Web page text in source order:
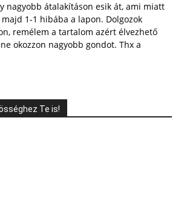
nagyobb átalakításon esik át, ami miatt
1-1 hibába a lapon. Dolgozok
remélem a tartalom azért élvezhető
okozzon nagyobb gondot. Thx a
Te is!